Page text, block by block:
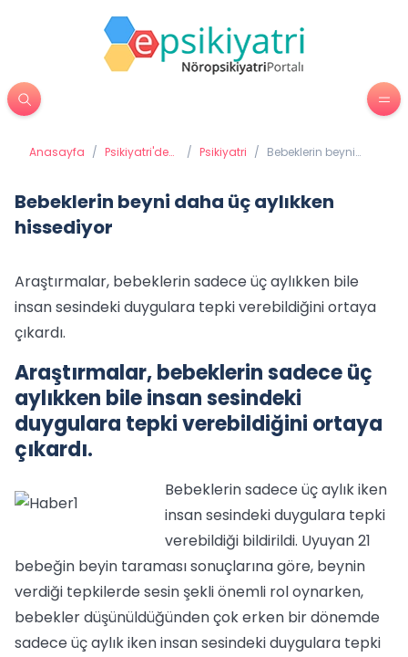
Anasayfa / Psikiyatri'de
/ Psikiyatri / Bebeklerin beyni
Bebeklerin beyni daha üç aylıkken
hissediyor
Araştırmalar, bebeklerin sadece üç aylıkken bile
insan sesindeki duygulara tepki verebildiğini ortaya
çıkardı.
Araştırmalar, bebeklerin sadece üç
aylıkken bile insan sesindeki
duygulara tepki verebildiğini ortaya
çıkardı.
Bebeklerin sadece üç aylık iken
insan sesindeki duygulara tepki
verebildiği bildirildi. Uyuyan 21
bebeğin beyin taraması sonuçlarına göre, beynin
verdiği tepkilerde sesin şekli önemli rol oynarken,
bebekler düşünüldüğünden çok erken bir dönemde
sadece üç aylık iken insan sesindeki duygulara tepki